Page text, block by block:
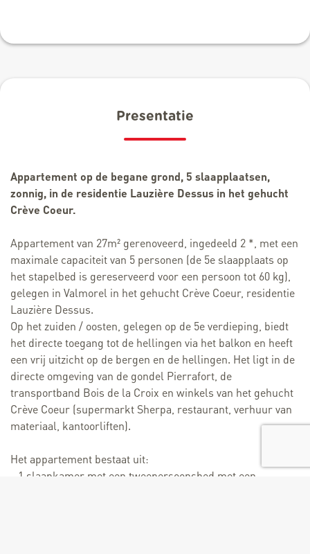
Presentatie
Appartement op de begane grond, 5 slaapplaatsen,
zonnig, in de residentie Lauzière Dessus in het gehucht
Crève Coeur.
Appartement van 27m² gerenoveerd, ingedeeld 2 *, met een
maximale capaciteit van 5 personen (de 5e slaapplaats op
het stapelbed is gereserveerd voor een persoon tot 60 kg),
gelegen in Valmorel in het gehucht Crève Coeur, residentie
Lauzière Dessus.
Op het zuiden / oosten, gelegen op de 5e verdieping, biedt
het directe toegang tot de hellingen via het balkon en heeft
een vrij uitzicht op de bergen en de hellingen. Het ligt in de
directe omgeving van de gondel Pierrafort, de
transportband Bois de la Croix en winkels van het gehucht
Crève Coeur (supermarkt Sherpa, restaurant, verhuur van
materiaal, kantoorliften).
Het appartement bestaat uit:
- 1 slaapkamer met een tweepersoonsbed met een